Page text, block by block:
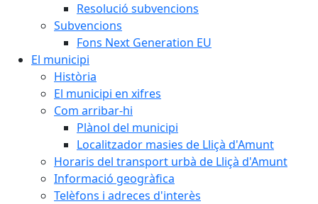
Resolució subvencions
Subvencions
Fons Next Generation EU
El municipi
Història
El municipi en xifres
Com arribar-hi
Plànol del municipi
Localitzador masies de Lliçà d'Amunt
Horaris del transport urbà de Lliçà d'Amunt
Informació geogràfica
Telèfons i adreces d'interès